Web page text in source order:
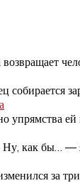
упрямства ей
как бы… —
за